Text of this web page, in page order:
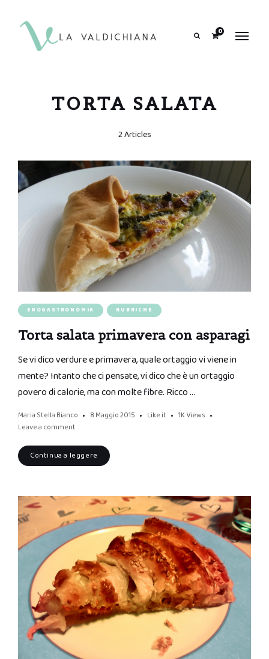
0
TORTA SALATA
2 Articles
ENOGASTRONOMIA RUBRICHE
Torta salata primavera con asparagi
Se vi dico verdure e primavera, quale ortaggio vi viene in
mente? Intanto che ci pensate, vi dico che è un ortaggio
povero di calorie, ma con molte fibre. Ricco …
Maria Stella Bianco 8 Maggio 2015 Like it 1K Views
Leave a comment
Continua a leggere